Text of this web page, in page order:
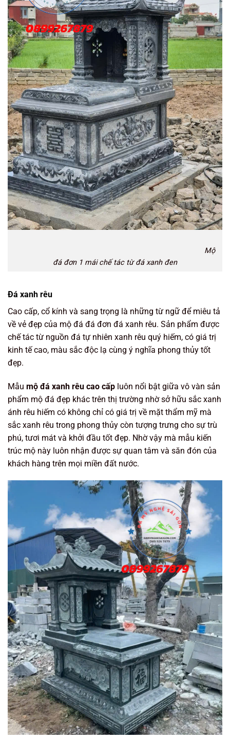
Mộ
đá đơn 1 mái chế tác từ đá xanh đen
Đá xanh rêu
Cao cấp, cổ kính và sang trọng là những từ ngữ để miêu tả
về vẻ đẹp của mộ đá đá đơn đá xanh rêu. Sản phẩm được
chế tác từ nguồn đá tự nhiên xanh rêu quý hiếm, có giá trị
kinh tế cao, màu sắc độc lạ cùng ý nghĩa phong thủy tốt
đẹp.
Mẫu mộ đá xanh rêu cao cấp luôn nổi bật giữa vô vàn sản
phẩm mộ đá đẹp khác trên thị trường nhờ sở hữu sắc xanh
ánh rêu hiếm có không chỉ có giá trị về mặt thẩm mỹ mà
sắc xanh rêu trong phong thủy còn tượng trưng cho sự trù
phú, tươi mát và khởi đầu tốt đẹp. Nhờ vậy mà mẫu kiến
trúc mộ này luôn nhận được sự quan tâm và săn đón của
khách hàng trên mọi miền đất nước.